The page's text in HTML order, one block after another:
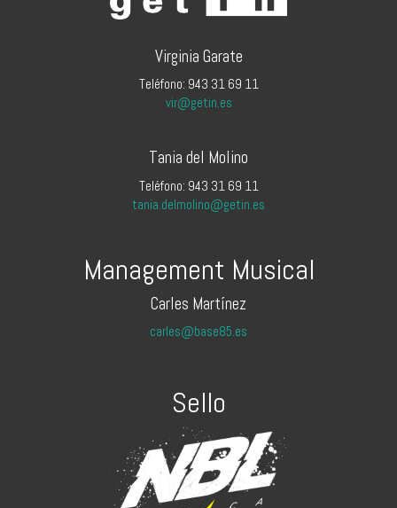
Virginia Garate
Teléfono: 943 31 69 11
vir@getin.es
Tania del Molino
Teléfono: 943 31 69 11
tania.delmolino@getin.es
Management Musical
Carles Martínez
carles@base85.es
Sello